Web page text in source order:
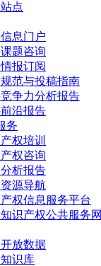
点
息门户
题咨询
报订阅
范与投稿指南
争力分析报告
沿报告
务
权培训
权咨询
析报告
源导航
权信息服务平台
识产权公共服务网
放数据
识库